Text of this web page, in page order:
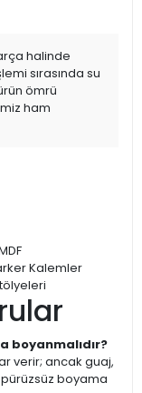
halinde
sırasında su
ömrü
ham
Kalemler
boyanmalıdır?
verir; ancak guaj,
boyama